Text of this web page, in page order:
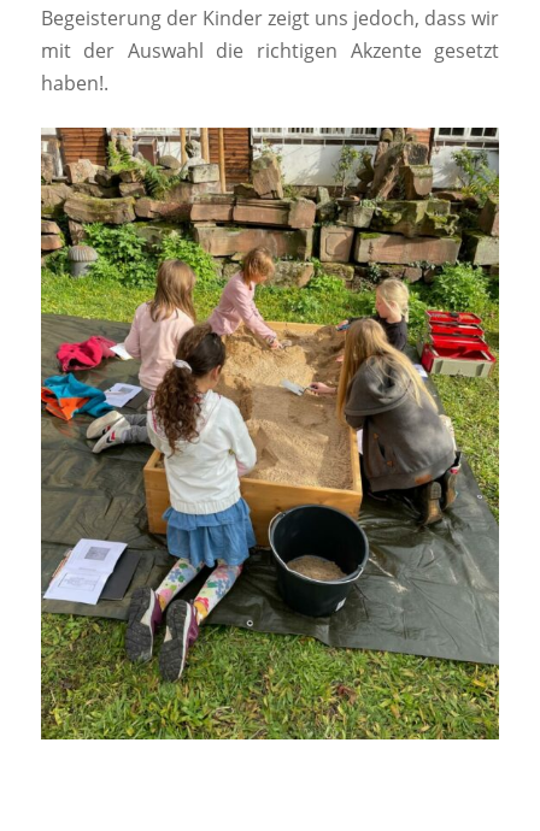
Begeisterung der Kinder zeigt uns jedoch, dass wir
mit der Auswahl die richtigen Akzente gesetzt
haben!.